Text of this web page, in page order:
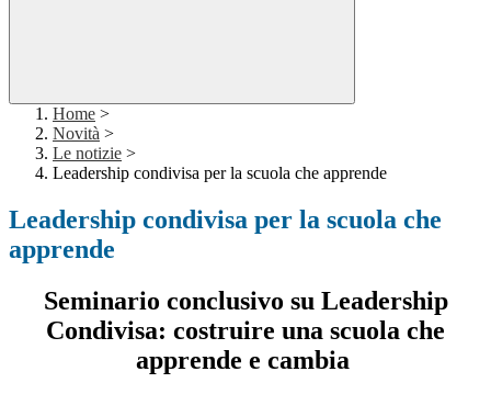
Home >
Novità >
Le notizie >
Leadership condivisa per la scuola che apprende
Leadership condivisa per la scuola che
apprende
Seminario conclusivo su Leadership
Condivisa: costruire una scuola che
apprende e cambia